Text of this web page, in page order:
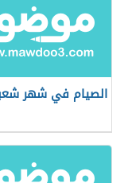
الصيام في شهر